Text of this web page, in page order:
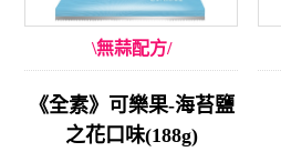
\無蒜配方/
《全素》可樂果-海苔鹽
之花口味(188g)